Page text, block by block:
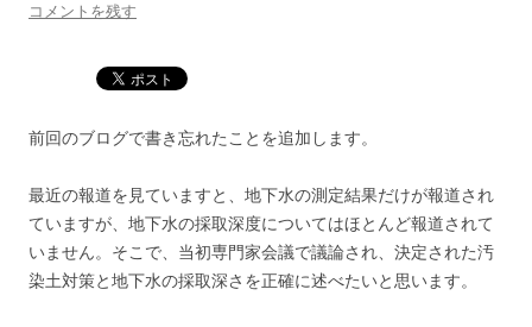
コメントを残す
前回のブログで書き忘れたことを追加します。
最近の報道を見ていますと、地下水の測定結果だけが報道され
ていますが、地下水の採取深度についてはほとんど報道されて
いません。そこで、当初専門家会議で議論され、決定された汚
染土対策と地下水の採取深さを正確に述べたいと思います。